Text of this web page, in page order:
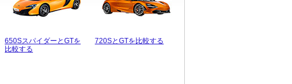
650SスパイダーとGTを
比較する
720SとGTを比較する